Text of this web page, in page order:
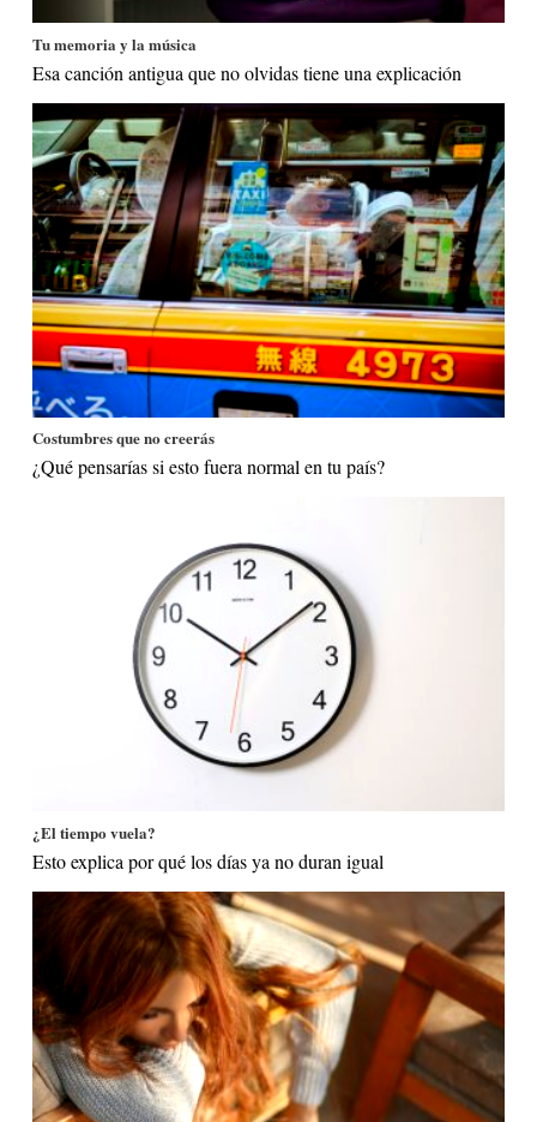
Tu memoria y la música
Esa canción antigua que no olvidas tiene una explicación
Costumbres que no creerás
¿Qué pensarías si esto fuera normal en tu país?
¿El tiempo vuela?
Esto explica por qué los días ya no duran igual